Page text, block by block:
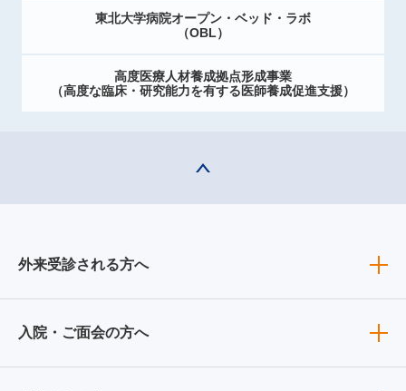
東北大学病院オープン・ベッド・ラボ
（OBL）
高度医療人材養成拠点形成事業
（高度な臨床・研究能力を有する医師養成促進支援）
外来受診される方へ
入院・ご面会の方へ